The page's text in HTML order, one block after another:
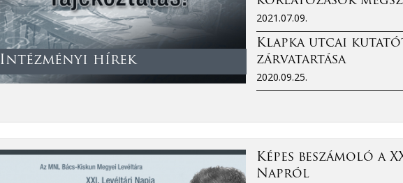
Intézményi hírek
2021.07.09.
Klapka utcai
zárvatartása
2020.09.25.
Képes beszámoló a
Napról